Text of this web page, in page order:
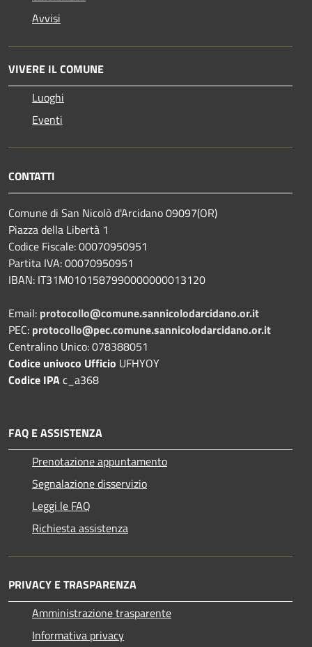
Avvisi
VIVERE IL COMUNE
Luoghi
Eventi
CONTATTI
Comune di San Nicolò d'Arcidano 09097(OR)
Piazza della Libertà 1
Codice Fiscale: 00070950951
Partita IVA: 00070950951
IBAN: IT31M0101587990000000013120
Email: protocollo@comune.sannicolodarcidano.or.it
PEC: protocollo@pec.comune.sannicolodarcidano.or.it
Centralino Unico: 078388051
Codice univoco Ufficio UFHYOY
Codice IPAc_a368
FAQ E ASSISTENZA
Prenotazione appuntamento
Segnalazione disservizio
Leggi le FAQ
Richiesta assistenza
PRIVACY E TRASPARENZA
Amministrazione trasparente
Informativa privacy